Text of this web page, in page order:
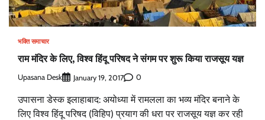
भक्ति समाचार
राम मंदिर के लिए, विश्व हिंदू परिषद ने संगम पर शुरू किया राजसूय यज्ञ
Upasana Desk January 19, 2017 0
उपासना डेस्क इलाहाबाद: अयोध्या में रामलला का भव्य मंदिर बनाने के
लिए विश्व हिंदू परिषद (विहिप) प्रयाग की धरा पर राजसूय यज्ञ कर रही